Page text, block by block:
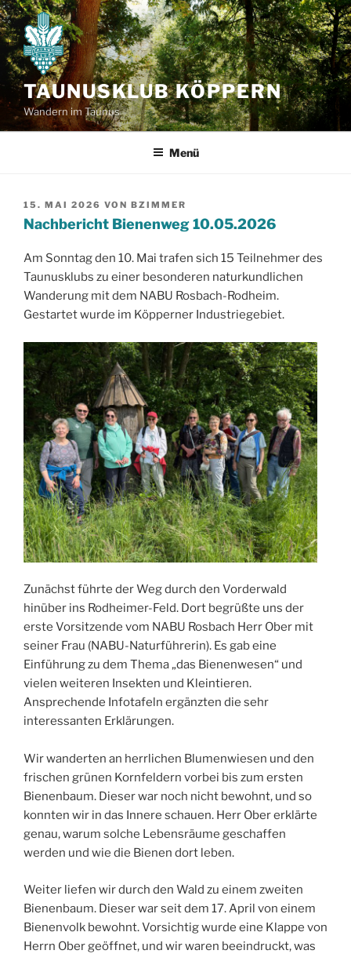
Zum
Inhalt
springen
TAUNUSKLUB KÖPPERN
Wandern im Taunus
Menü
VERÖFFENTLICHT
AM
15. MAI 2026 VON BZIMMER
Nachbericht Bienenweg 10.05.2026
Am Sonntag den 10. Mai trafen sich 15 Teilnehmer des
Taunusklubs zu einer besonderen naturkundlichen
Wanderung mit dem NABU Rosbach-Rodheim.
Gestartet wurde im Köpperner Industriegebiet.
Zunächst führte der Weg durch den Vorderwald
hinüber ins Rodheimer-Feld. Dort begrüßte uns der
erste Vorsitzende vom NABU Rosbach Herr Ober mit
seiner Frau (NABU-Naturführerin). Es gab eine
Einführung zu dem Thema „das Bienenwesen“ und
vielen weiteren Insekten und Kleintieren.
Ansprechende Infotafeln ergänzten die sehr
interessanten Erklärungen.
Wir wanderten an herrlichen Blumenwiesen und den
frischen grünen Kornfeldern vorbei bis zum ersten
Bienenbaum. Dieser war noch nicht bewohnt, und so
konnten wir in das Innere schauen. Herr Ober erklärte
genau, warum solche Lebensräume geschaffen
werden und wie die Bienen dort leben.
Weiter liefen wir durch den Wald zu einem zweiten
Bienenbaum. Dieser war seit dem 17. April von einem
Bienenvolk bewohnt. Vorsichtig wurde eine Klappe von
Herrn Ober geöffnet, und wir waren beeindruckt, was